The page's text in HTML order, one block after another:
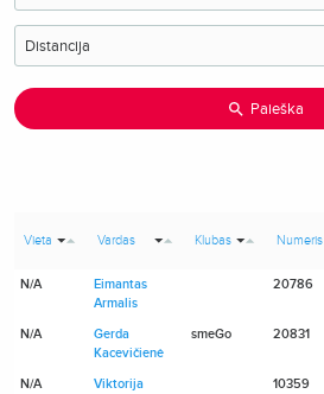
Paieška
Vieta Vardas Klubas Numeris
N/A
Eimantas
Armalis
20786
N/A
Gerda
Kacevičienė
smeGo
20831
N/A
Viktorija
10359